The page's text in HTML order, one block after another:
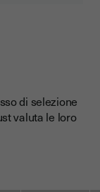
di selezione
valuta le loro